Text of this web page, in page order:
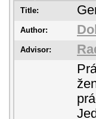
Title:
Author:
Advisor: